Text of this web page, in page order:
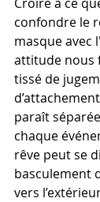
confondre le
masque avec
attitude nous
tissé de
paraît
chaque
rêve peut se
basculement
vers